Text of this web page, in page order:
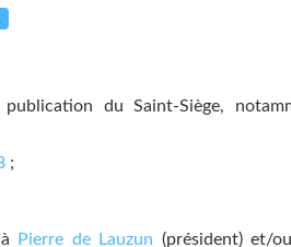
du Saint-Siège,
;
Pierre de Lauzun (président) et/